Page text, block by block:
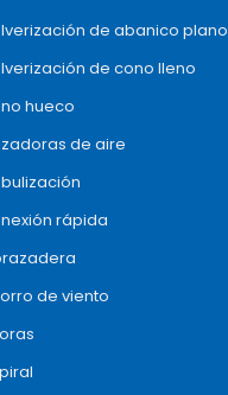
de abanico plano
de cono lleno
hueco
de aire
rápida
de viento